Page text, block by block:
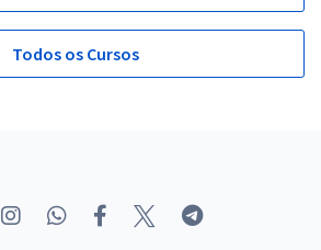
Todos os Cursos